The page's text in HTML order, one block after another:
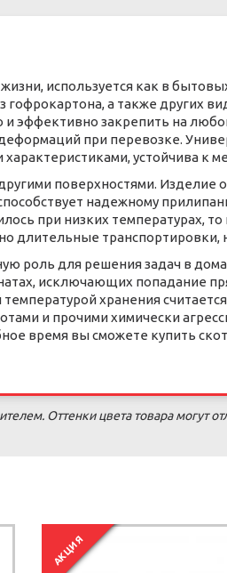
используется как в
а также других
эффективно закрепить на
при перевозке.
устойчива к
поверхностями. Изделие
надежному
при низких температурах,
длительные транспортировки,
роль для решения задач в
исключающих попадание
хранения
и прочими химически
время вы сможете купить
Оттенки цвета товара могут
АКЦИЯ